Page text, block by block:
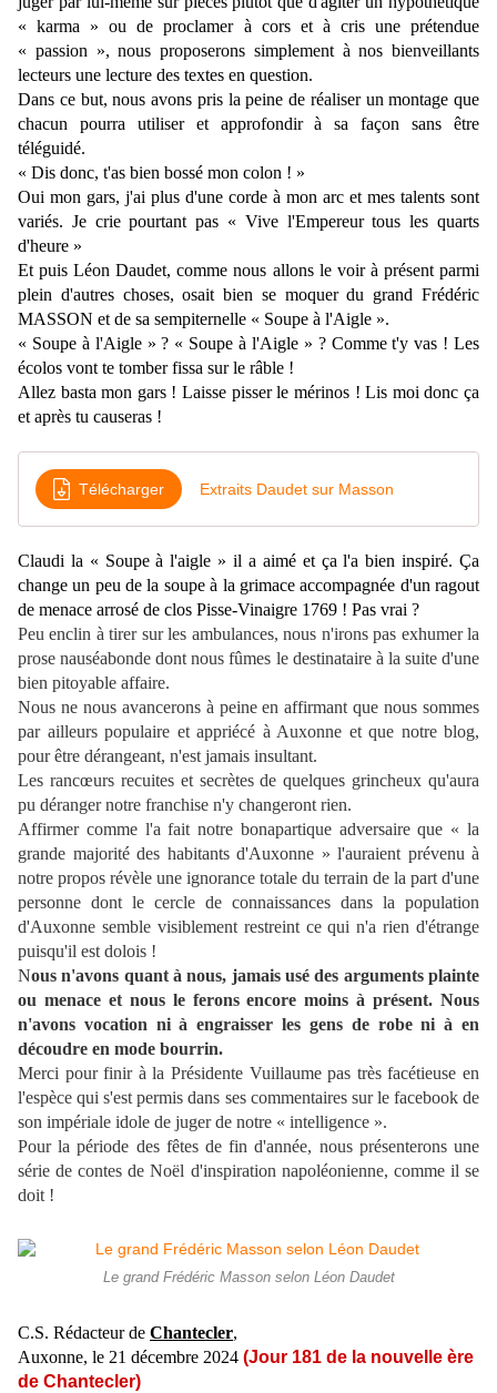
« karma » ou de proclamer à cors et à cris une prétendue
« passion », nous proposerons simplement à nos bienveillants
lecteurs une lecture des textes en question.
Dans ce but, nous avons pris la peine de réaliser un montage que
chacun pourra utiliser et approfondir à sa façon sans être
téléguidé.
« Dis donc, t'as bien bossé mon colon ! »
Oui mon gars, j'ai plus d'une corde à mon arc et mes talents sont
variés. Je crie pourtant pas « Vive l'Empereur tous les quarts
d'heure »
Et puis Léon Daudet, comme nous allons le voir à présent parmi
plein d'autres choses, osait bien se moquer du grand Frédéric
MASSON et de sa sempiternelle « Soupe à l'Aigle ».
« Soupe à l'Aigle » ? « Soupe à l'Aigle » ? Comme t'y vas ! Les
écolos vont te tomber fissa sur le râble !
Allez basta mon gars ! Laisse pisser le mérinos ! Lis moi donc ça
et après tu causeras !
Télécharger Extraits Daudet sur Masson
Claudi la « Soupe à l'aigle » il a aimé et ça l'a bien inspiré. Ça
change un peu de la soupe à la grimace accompagnée d'un ragout
de menace arrosé de clos Pisse-Vinaigre 1769 ! Pas vrai ?
Peu enclin à tirer sur les ambulances, nous n'irons pas exhumer la
prose nauséabonde dont nous fûmes le destinataire à la suite d'une
bien pitoyable affaire.
Nous ne nous avancerons à peine en affirmant que nous sommes
par ailleurs populaire et appriécé à Auxonne et que notre blog,
pour être dérangeant, n'est jamais insultant.
Les rancœurs recuites et secrètes de quelques grincheux qu'aura
pu déranger notre franchise n'y changeront rien.
Affirmer comme l'a fait notre bonapartique adversaire que « la
grande majorité des habitants d'Auxonne » l'auraient prévenu à
notre propos révèle une ignorance totale du terrain de la part d'une
personne dont le cercle de connaissances dans la population
d'Auxonne semble visiblement restreint ce qui n'a rien d'étrange
puisqu'il est dolois !
Nous n'avons quant à nous, jamais usé des arguments plainte
ou menace et nous le ferons encore moins à présent. Nous
n'avons vocation ni à engraisser les gens de robe ni à en
découdre en mode bourrin.
Merci pour finir à la Présidente Vuillaume pas très facétieuse en
l'espèce qui s'est permis dans ses commentaires sur le facebook de
son impériale idole de juger de notre « intelligence ».
Pour la période des fêtes de fin d'année, nous présenterons une
série de contes de Noël d'inspiration napoléonienne, comme il se
doit !
Le grand Frédéric Masson selon Léon Daudet
C.S. Rédacteur de Chantecler,
Auxonne, le 21 décembre 2024 (Jour 181 de la nouvelle ère
de Chantecler)